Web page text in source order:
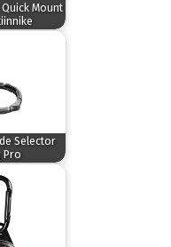
Mount
Selector
Pro